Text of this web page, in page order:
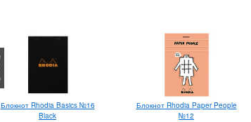
Блокнот Rhodia Basics №16
Black
Блокнот Rhodia Paper People
№12